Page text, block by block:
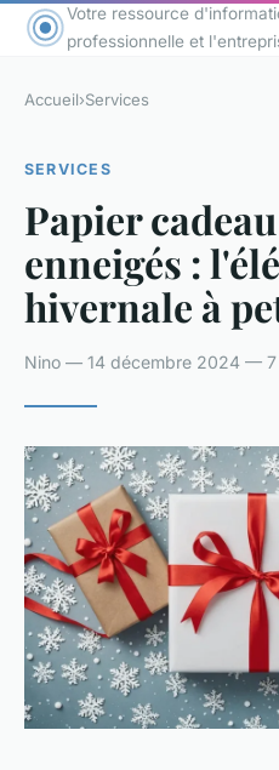
Votre ressource
professionnelle et
Accueil›Services
SERVICES
Papier
enneigés :
hivernale à
Nino — 14 décembre 2024 — 7